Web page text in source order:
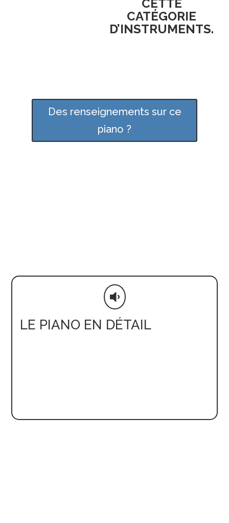
CETTE
CATÉGORIE
D’INSTRUMENTS.
Des renseignements sur ce
piano ?

LE PIANO EN DÉTAIL